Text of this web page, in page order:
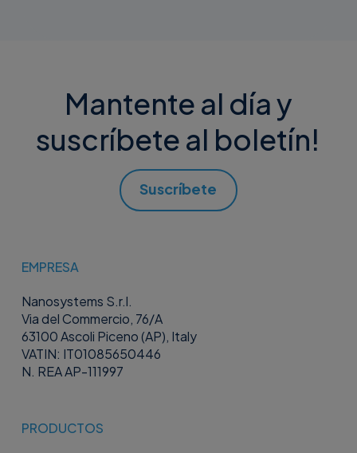
Mantente al día y
suscríbete al boletín!
Suscríbete
EMPRESA
Nanosystems S.r.l.
Via del Commercio, 76/A
63100 Ascoli Piceno (AP), Italy
VATIN: IT01085650446
N. REA AP-111997
PRODUCTOS